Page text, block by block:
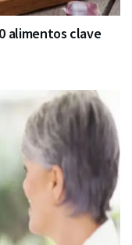
alimentos clave